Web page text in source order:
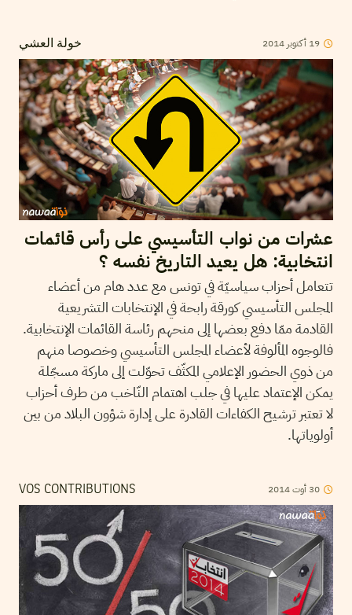
خولة العشي 19 أكتوبر 2014
عشرات من نواب التأسيسي على رأس قائمات
انتخابية: هل يعيد التاريخ نفسه ؟
تتعامل أحزاب سياسيّة في تونس مع عدد هام من أعضاء
المجلس التأسيسي كورقة رابحة في الإنتخابات التشريعية
القادمة ممّا دفع بعضها إلى منحهم رئاسة القائمات الإنتخابية.
فالوجوه المألوفة لأعضاء المجلس التأسيسي وخصوصا منهم
من ذوي الحضور الإعلامي المكثّف تحوّلت إلى ماركة مسجّلة
يمكن الإعتماد عليها في جلب اهتمام النّاخب من طرف أحزاب
لا تعتبر ترشيح الكفاءات القادرة على إدارة شؤون البلاد من بين
أولوياتها.
VOS CONTRIBUTIONS 30 أوت2014